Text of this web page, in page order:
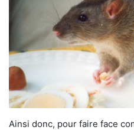
Ainsi donc, pour faire face